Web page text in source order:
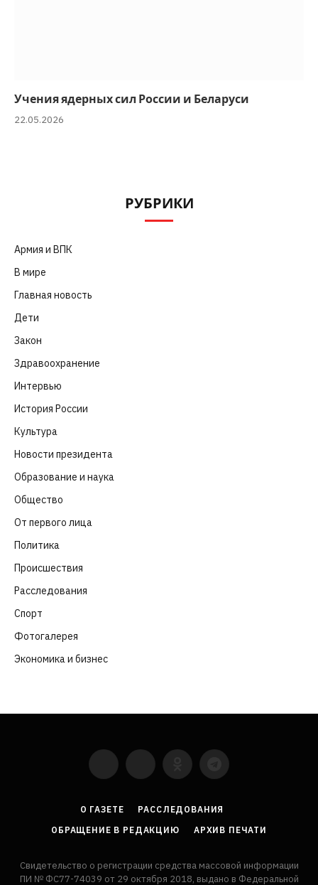
Учения ядерных сил России и Беларуси
22.05.2026
РУБРИКИ
Армия и ВПК
В мире
Главная новость
Дети
Закон
Здравоохранение
Интервью
История России
Культура
Новости президента
Образование и наука
Общество
От первого лица
Политика
Происшествия
Расследования
Спорт
Фотогалерея
Экономика и бизнес
YouTubeVKontakte
LinkedInFlickr
О ГАЗЕТЕ
РАССЛЕДОВАНИЯ
ОБРАЩЕНИЕ В РЕДАКЦИЮ
АРХИВ ПЕЧАТИ
Свидетельство о регистрации средства массовой информации
ПИ № ФС77-74039 от 29 октября 2018, выдано в Федеральной